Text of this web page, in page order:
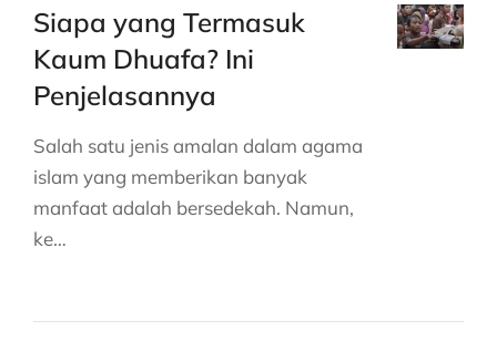
Siapa yang Termasuk
Kaum Dhuafa? Ini
Penjelasannya
Salah satu jenis amalan dalam agama
islam yang memberikan banyak
manfaat adalah bersedekah. Namun,
ke…